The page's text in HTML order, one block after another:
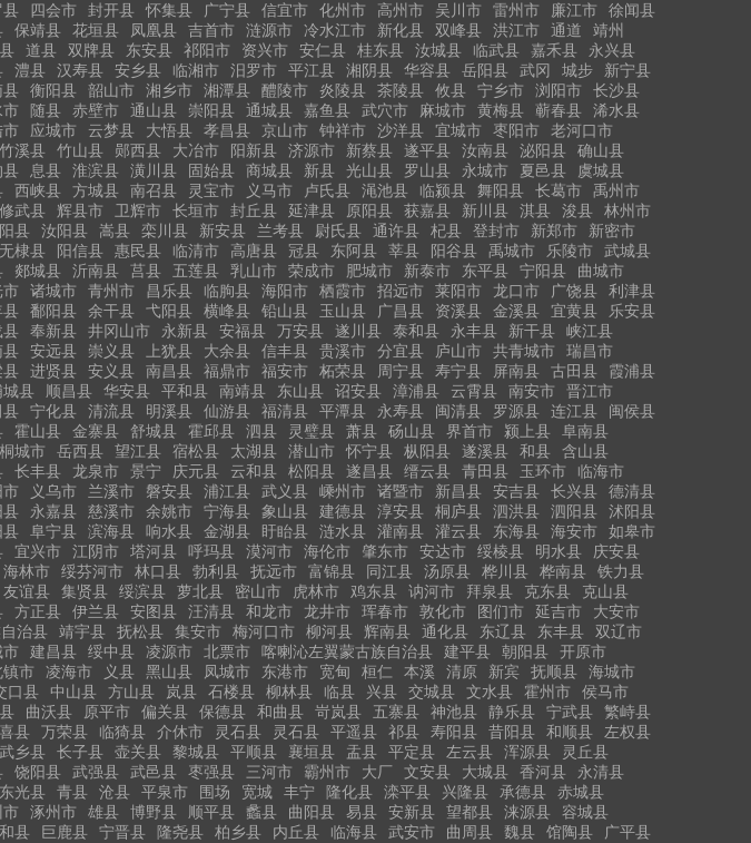
县 四会市 封开县 怀集县 广宁县 信宜市 化州市 高州市 吴川市 雷州市 廉江市
徐闻县
保靖县 花垣县 凤凰县 吉首市 涟源市 冷水江市 新化县 双峰县 洪江市 通道
靖州
道县 双牌县 东安县 祁阳市 资兴市 安仁县 桂东县 汝城县 临武县 嘉禾县
永兴县
澧县 汉寿县 安乡县 临湘市 汨罗市 平江县 湘阴县 华容县 岳阳县 武冈 城步
新宁县
县 衡阳县 韶山市 湘乡市 湘潭县 醴陵市 炎陵县 茶陵县 攸县 宁乡市 浏阳市
长沙县
市 随县 赤壁市 通山县 崇阳县 通城县 嘉鱼县 武穴市 麻城市 黄梅县 蕲春县
浠水县
应城市 云梦县 大悟县 孝昌县 京山市 钟祥市 沙洋县 宜城市 枣阳市
老河口市
竹溪县 竹山县 郧西县 大冶市 阳新县 济源市 新蔡县 遂平县 汝南县 泌阳县
确山县
县 息县 淮滨县 潢川县 固始县 商城县 新县 光山县 罗山县 永城市 夏邑县
虞城县
西峡县 方城县 南召县 灵宝市 义马市 卢氏县 渑池县 临颍县 舞阳县 长葛市
禹州市
修武县 辉县市 卫辉市 长垣市 封丘县 延津县 原阳县 获嘉县 新川县 淇县 浚县
林州市
县 汝阳县 嵩县 栾川县 新安县 兰考县 尉氏县 通许县 杞县 登封市 新郑市
新密市
无棣县 阳信县 惠民县 临清市 高唐县 冠县 东阿县 莘县 阳谷县 禹城市 乐陵市
武城县
郯城县 沂南县 莒县 五莲县 乳山市 荣成市 肥城市 新泰市 东平县 宁阳县
曲城市
诸城市 青州市 昌乐县 临朐县 海阳市 栖霞市 招远市 莱阳市 龙口市 广饶县
利津县
县 鄱阳县 余干县 弋阳县 横峰县 铅山县 玉山县 广昌县 资溪县 金溪县 宜黄县
乐安县
县 奉新县 井冈山市 永新县 安福县 万安县 遂川县 泰和县 永丰县 新干县
峡江县
县 安远县 崇义县 上犹县 大余县 信丰县 贵溪市 分宜县 庐山市 共青城市
瑞昌市
县 进贤县 安义县 南昌县 福鼎市 福安市 柘荣县 周宁县 寿宁县 屏南县 古田县
霞浦县
城县 顺昌县 华安县 平和县 南靖县 东山县 诏安县 漳浦县 云霄县 南安市
晋江市
县 宁化县 清流县 明溪县 仙游县 福清县 平潭县 永寿县 闽清县 罗源县 连江县
闽侯县
霍山县 金寨县 舒城县 霍邱县 泗县 灵璧县 萧县 砀山县 界首市 颍上县
阜南县
桐城市 岳西县 望江县 宿松县 太湖县 潜山市 怀宁县 枞阳县 遂溪县 和县
含山县
长丰县 龙泉市 景宁 庆元县 云和县 松阳县 遂昌县 缙云县 青田县 玉环市
临海市
市 义乌市 兰溪市 磐安县 浦江县 武义县 嵊州市 诸暨市 新昌县 安吉县 长兴县
德清县
县 永嘉县 慈溪市 余姚市 宁海县 象山县 建德县 淳安县 桐庐县 泗洪县 泗阳县
沭阳县
县 阜宁县 滨海县 响水县 金湖县 盱眙县 涟水县 灌南县 灌云县 东海县 海安市
如皋市
宜兴市 江阴市 塔河县 呼玛县 漠河市 海伦市 肇东市 安达市 绥棱县 明水县
庆安县
海林市 绥芬河市 林口县 勃利县 抚远市 富锦县 同江县 汤原县 桦川县 桦南县
铁力县
友谊县 集贤县 绥滨县 萝北县 密山市 虎林市 鸡东县 讷河市 拜泉县 克东县
克山县
方正县 伊兰县 安图县 汪清县 和龙市 龙井市 珲春市 敦化市 图们市 延吉市
大安市
治县 靖宇县 抚松县 集安市 梅河口市 柳河县 辉南县 通化县 东辽县 东丰县
双辽市
市 建昌县 绥中县 凌源市 北票市 喀喇沁左翼蒙古族自治县 建平县 朝阳县
开原市
镇市 凌海市 义县 黑山县 凤城市 东港市 宽甸 桓仁 本溪 清原 新宾 抚顺县
海城市
口县 中山县 方山县 岚县 石楼县 柳林县 临县 兴县 交城县 文水县 霍州市
侯马市
曲沃县 原平市 偏关县 保德县 和曲县 岢岚县 五寨县 神池县 静乐县 宁武县
繁峙县
县 万荣县 临猗县 介休市 灵石县 灵石县 平遥县 祁县 寿阳县 昔阳县 和顺县
左权县
武乡县 长子县 壶关县 黎城县 平顺县 襄垣县 盂县 平定县 左云县 浑源县
灵丘县
饶阳县 武强县 武邑县 枣强县 三河市 霸州市 大厂 文安县 大城县 香河县
永清县
东光县 青县 沧县 平泉市 围场 宽城 丰宁 隆化县 滦平县 兴隆县 承德县
赤城县
市 涿州市 雄县 博野县 顺平县 蠡县 曲阳县 易县 安新县 望都县 涞源县
容城县
县 巨鹿县 宁晋县 隆尧县 柏乡县 内丘县 临海县 武安市 曲周县 魏县 馆陶县 广平县